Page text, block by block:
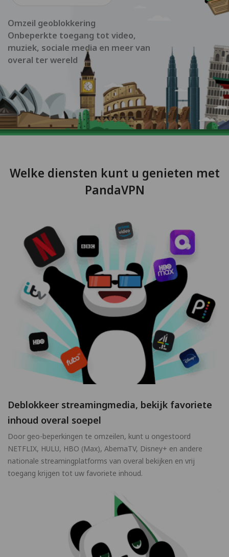
Omzeil geoblokkering
Onbeperkte toegang tot video,
muziek, sociale media en meer van
overal ter wereld
Welke diensten kunt u genieten met
PandaVPN
Deblokkeer streamingmedia, bekijk favoriete
inhoud overal soepel
Door geo-beperkingen te omzeilen, kunt u ongestoord
NETFLIX, HULU, HBO (Max), AbemaTV, Disney+ en andere
nationale streamingplatforms van overal bekijken en vrij
toegang krijgen tot uw favoriete inhoud.